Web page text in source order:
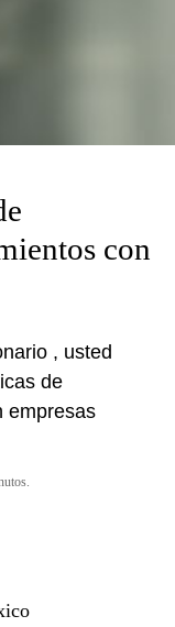
con
, usted
de
empresas